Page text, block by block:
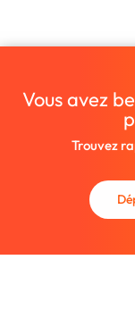
Vous avez
Trouvez